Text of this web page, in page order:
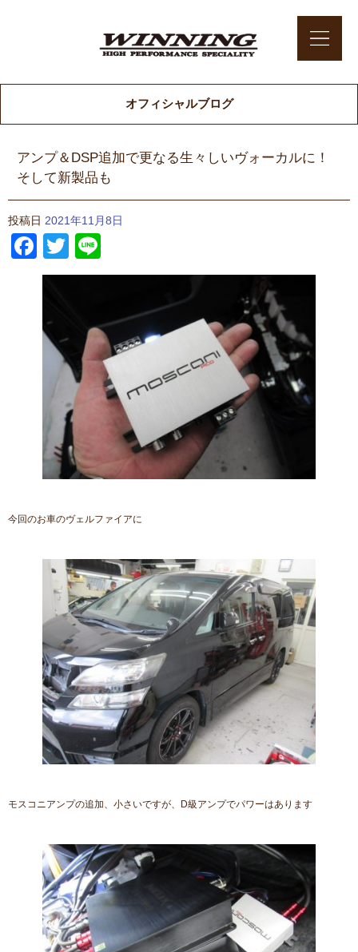
オフィシャルブログ
アンプ＆DSP追加で更なる生々しいヴォーカルに！
そして新製品も
投稿日 2021年11月8日
Facebook
Twitter
今回のお車のヴェルファイアに
モスコニアンプの追加、小さいですが、D級アンプでパワーはあります